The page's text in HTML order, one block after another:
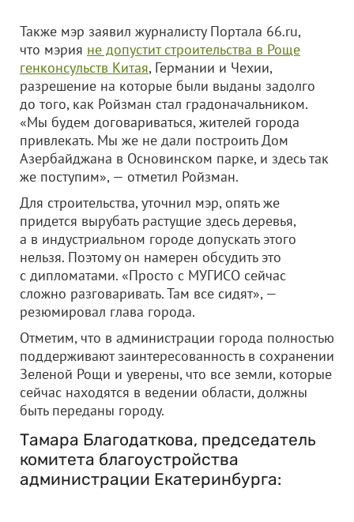
Также мэр заявил журналисту Портала 66.ru,
что мэрия не допустит строительства в Роще
генконсульств Китая, Германии и Чехии,
разрешение на которые были выданы задолго
до того, как Ройзман стал градоначальником.
«Мы будем договариваться, жителей города
привлекать. Мы же не дали построить Дом
Азербайджана в Основинском парке, и здесь так
же поступим», — отметил Ройзман.
Для строительства, уточнил мэр, опять же
придется вырубать растущие здесь деревья,
а в индустриальном городе допускать этого
нельзя. Поэтому он намерен обсудить это
с дипломатами. «Просто с МУГИСО сейчас
сложно разговаривать. Там все сидят», —
резюмировал глава города.
Отметим, что в администрации города полностью
поддерживают заинтересованность в сохранении
Зеленой Рощи и уверены, что все земли, которые
сейчас находятся в ведении области, должны
быть переданы городу.
Тамара Благодаткова, председатель
комитета благоустройства
администрации Екатеринбурга: